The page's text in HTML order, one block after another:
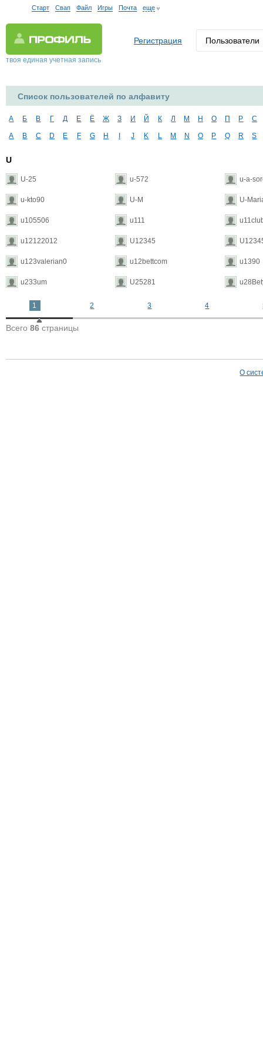
Старт Свап Файл Игры Почта еще
твоя единая учетная запись
Регистрация Пользователи
Список пользователей по алфавиту
А Б В Г Д Е Ё Ж З И Й К Л М Н О П Р С
A B C D E F G H J K L M N O P Q R S
U
U-25 u-572 u-a-
u-kto90 U-M U-
u105506 u111
u12122012 U12345
u123valerian0 u12bettcom u1390
u233um U25281
1 2 3 4
Всего 86 страницы
О